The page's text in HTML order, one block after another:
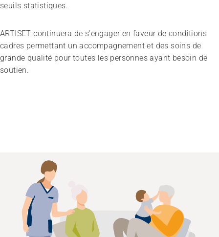
seuils statistiques.
ARTISET continuera de s’engager en faveur de conditions
cadres permettant un accompagnement et des soins de
grande qualité pour toutes les personnes ayant besoin de
soutien.